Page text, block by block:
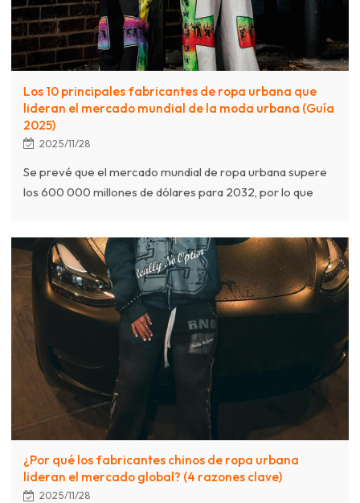
Los 10 principales fabricantes de ropa urbana que
lideran el mercado mundial de la moda urbana (Guía
2025)
2025/11/28
Se prevé que el mercado mundial de ropa urbana supere
los 600 000 millones de dólares para 2032, por lo que
exhaustivo de los 10 principales fabricantes de ropa
urbana que liderarán el mercado en 2025, evaluando su
capacidad de producción, servicios personalizados
(OEM/ODM), cantidades mínimas de pedido (MOQ) y
prácticas de sostenibilidad.
¿Por qué los fabricantes chinos de ropa urbana
lideran el mercado global? (4 razones clave)
2025/11/28